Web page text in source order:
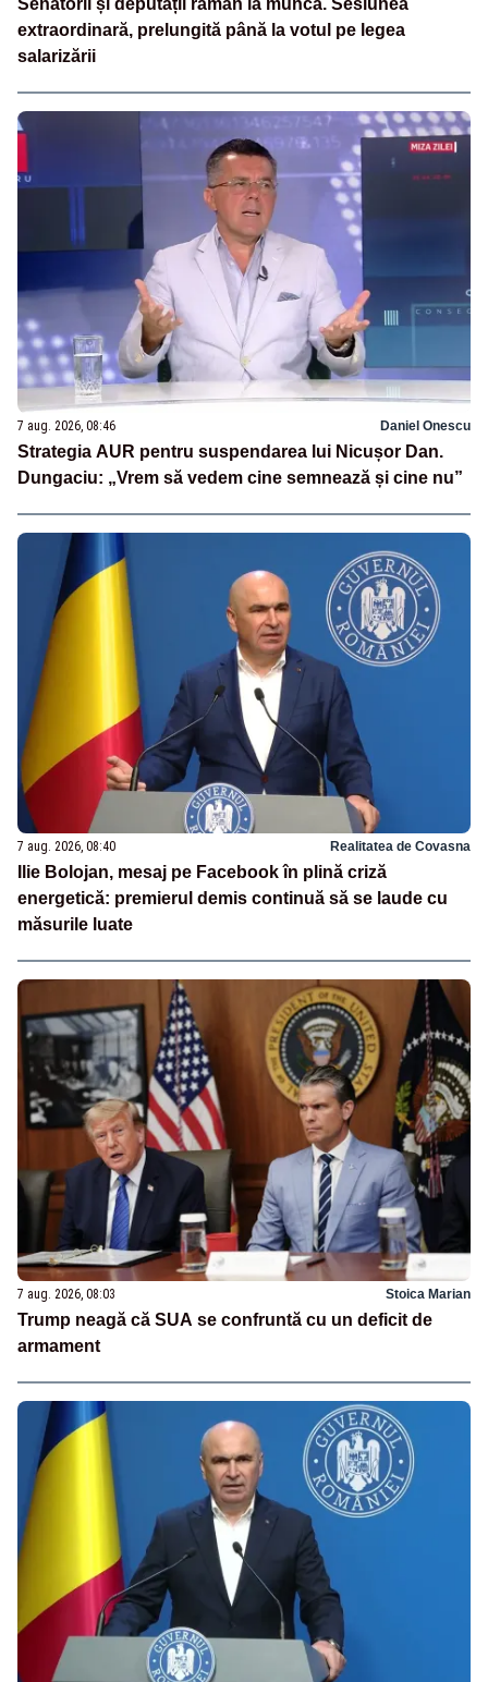
Senatorii și deputații rămân la muncă. Sesiunea
extraordinară, prelungită până la votul pe legea
salarizării
7 aug. 2026, 08:46 Daniel Onescu
Strategia AUR pentru suspendarea lui Nicușor Dan.
Dungaciu: „Vrem să vedem cine semnează și cine nu”
7 aug. 2026, 08:40 Realitatea de Covasna
Ilie Bolojan, mesaj pe Facebook în plină criză
energetică: premierul demis continuă să se laude cu
măsurile luate
7 aug. 2026, 08:03 Stoica Marian
Trump neagă că SUA se confruntă cu un deficit de
armament